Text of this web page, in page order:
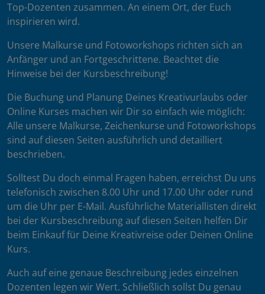
Top-Dozenten zusammen. An einem Ort, der Euch
inspirieren wird.
Unsere Malkurse und Fotoworkshops richten sich an
Anfänger und an Fortgeschrittene. Beachtet die
Hinweise bei der Kursbeschreibung!
Die Buchung und Planung Deines Kreativurlaubs oder
Online Kurses machen wir Dir so einfach wie möglich:
Alle unsere Malkurse, Zeichenkurse und Fotoworkshops
sind auf diesen Seiten ausführlich und detailliert
beschrieben.
Solltest Du doch einmal Fragen haben, erreichst Du uns
telefonisch zwischen 8.00 Uhr und 17.00 Uhr oder rund
um die Uhr per E-Mail. Ausführliche Materiallisten direkt
bei der Kursbeschreibung auf diesen Seiten helfen Dir
beim Einkauf für Deine Kreativreise oder Deinen Online
Kurs.
Auch auf eine genaue Beschreibung jedes einzelnen
Dozenten legen wir Wert. Schließlich sollst Du genau